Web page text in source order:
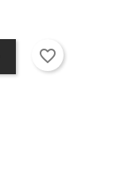
favorite_border